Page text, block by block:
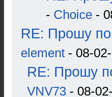
- Choice -
RE: Прошу
element - 08-
RE: Прошу
VNV73 - 08-